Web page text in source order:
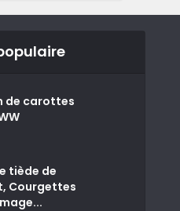
de carottes
tiède de
Courgettes